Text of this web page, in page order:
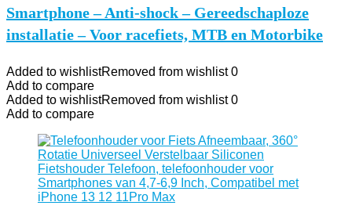
Smartphone – Anti-shock – Gereedschaploze
installatie – Voor racefiets, MTB en Motorbike
Added to wishlistRemoved from wishlist 0
Add to compare
Added to wishlistRemoved from wishlist 0
Add to compare